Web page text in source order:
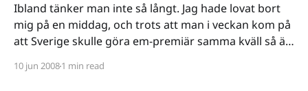
Ibland tänker man inte så långt. Jag hade lovat bort
mig på en middag, och trots att man i veckan kom på
att Sverige skulle göra em-premiär samma kväll så är
fotboll. Mina intryck av matchen består därför av
10 jun 20081 min read